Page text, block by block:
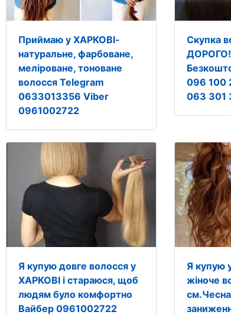
Приймаю у ХАРКОВІ-
натуральне, фарбоване,
меліроване, тоноване
волосся Telegram
0633013356 Viber
0961002722
Скупка
096 100
063 301
Я купую довге волосся у
ХАРКОВІ і стараюся, щоб
людям було комфортно
Вайбер 0961002722
Я купую
жіноче
см.Чесна